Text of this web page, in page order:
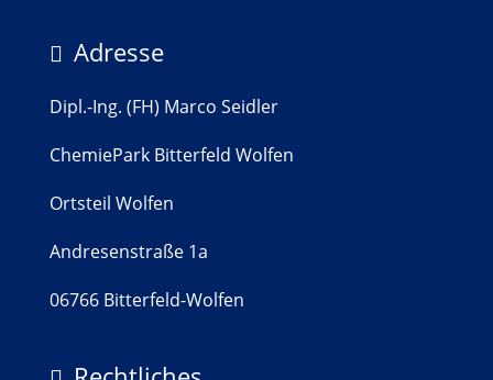
 Adresse
Dipl.-Ing. (FH) Marco Seidler
ChemiePark Bitterfeld Wolfen
Ortsteil Wolfen
Andresenstraße 1a
06766 Bitterfeld-Wolfen